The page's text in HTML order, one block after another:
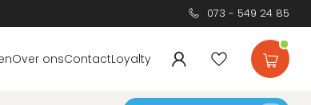
073 - 549 24 85
Over onsContactLoyalty